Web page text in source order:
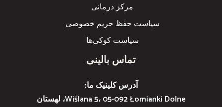
مرکز درمانی
سیاست حفظ حریم خصوصی
سیاست کوکی‌ها
تماس بالینی
آدرس کلینیک ما:
Wiślana 5، 05-092 Łomianki Dolne، لهستان